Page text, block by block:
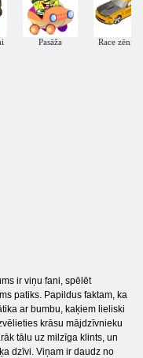
Pasāža Race zēniem
ir viņu fani, spēlēt
patiks. Papildus faktam, ka
ar bumbu, kaķiem lieliski
krāsu mājdzīvnieku
tālu uz milzīga klints, un
dzīvi. Viņam ir daudz no